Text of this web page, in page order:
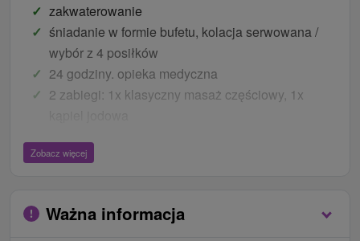
zakwaterowanie
śniadanie w formie bufetu, kolacja serwowana /
wybór z 4 posiłków
24 godziny. opieka medyczna
2 zabiegi: 1x klasyczny masaż częściowy, 1x
Ceny - Bonusy
parking
Zobacz więcej
Ważna informacja